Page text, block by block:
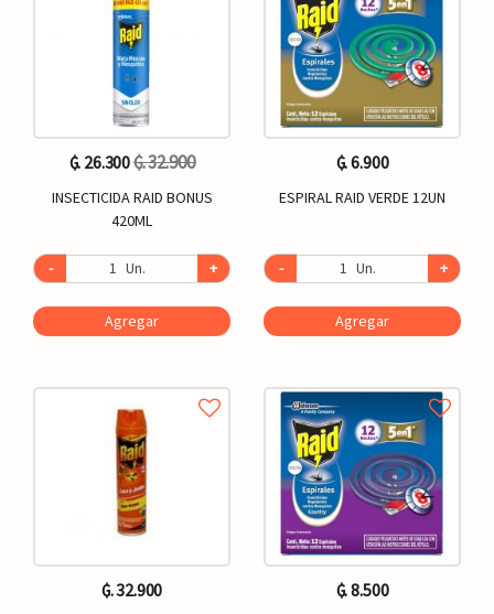
₲. 26.300₲. 32.900
INSECTICIDA RAID BONUS
420ML
- Un. +
Agregar
₲. 32.900
₲. 6.900
ESPIRAL RAID VERDE 12UN
- Un. +
Agregar
₲. 8.500